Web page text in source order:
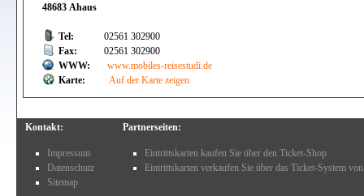
48683 Ahaus
Tel:
02561 302900
Fax:
02561 302900
WWW:
www.mobiles-reisestudi.de
Karte:
Auf der Karte zeigen
Kontakt:
Impressum
Datenschutz
Sitemap
Partnerseiten:
Eintrittskarten kaufen Sie über den Ticket-Shop
Eintrittskarten verkaufen Sie über das Ticket-System